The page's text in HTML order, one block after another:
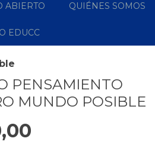
ABIERTO QUIÉNES SOMOS
EDUCC
PENSAMIENTO
MUNDO POSIBLE